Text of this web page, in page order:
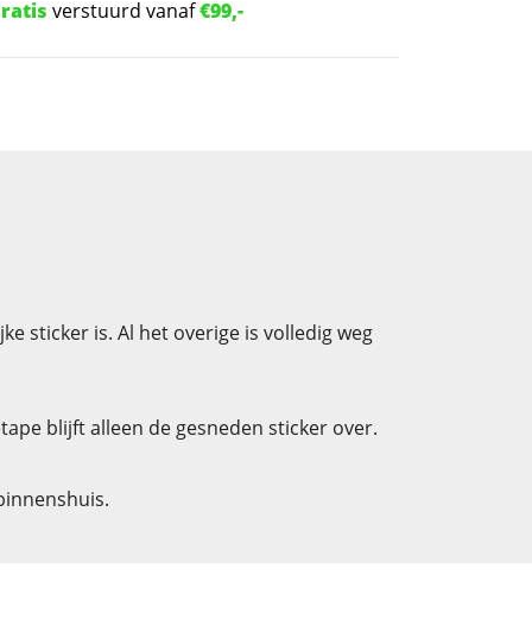
verstuurd vanaf€99,-
sticker is. Al het overige is volledig weg
blijft alleen de gesneden sticker over.